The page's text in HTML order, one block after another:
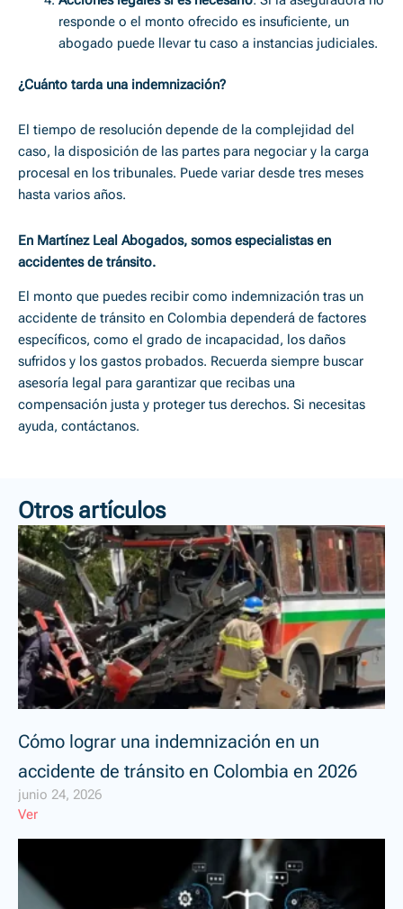
responde o el monto ofrecido es insuficiente, un
abogado puede llevar tu caso a instancias judiciales.
¿Cuánto tarda una indemnización?
El tiempo de resolución depende de la complejidad del
caso, la disposición de las partes para negociar y la carga
procesal en los tribunales. Puede variar desde tres meses
hasta varios años.
En Martínez Leal Abogados, somos especialistas en
accidentes de tránsito.
El monto que puedes recibir como indemnización tras un
accidente de tránsito en Colombia dependerá de factores
específicos, como el grado de incapacidad, los daños
sufridos y los gastos probados. Recuerda siempre buscar
asesoría legal para garantizar que recibas una
compensación justa y proteger tus derechos. Si necesitas
ayuda, contáctanos.
Otros artículos
Cómo lograr una indemnización en un
accidente de tránsito en Colombia en 2026
junio 24, 2026
Ver